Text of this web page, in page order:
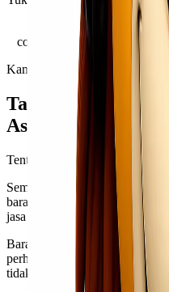
[button link=”https://
color=”green”
Kami senantiasa menunggu
Tapi, Adakah
Asuransi
Tentunya ada.
Semisal ternyata kerusakan
barang dikirimkan, maka itu
jasa ekspedisi & cargo udara.
Barang-barang yang bernilai
perhiasan, hewan hidup,
tidak termasuk dalam cakupan